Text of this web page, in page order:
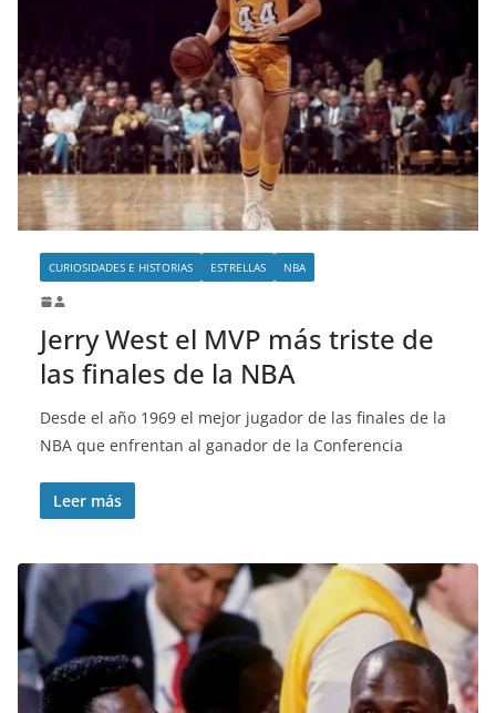
CURIOSIDADES E HISTORIAS ESTRELLAS NBA
Jerry West el MVP más triste de
las finales de la NBA
Desde el año 1969 el mejor jugador de las finales de la
NBA que enfrentan al ganador de la Conferencia
Leer más